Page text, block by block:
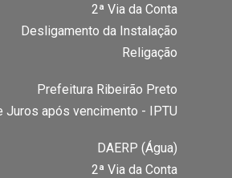
2ª Via da Conta
Desligamento da Instalação
Religação
Prefeitura Ribeirão Preto
Juros após vencimento - IPTU
DAERP (Água)
2ª Via da Conta